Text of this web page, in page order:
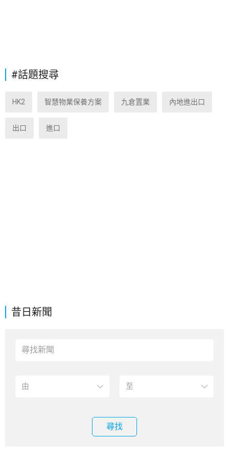
昔日新聞
尋找
#話題搜尋
HK2 智慧物業保養方案 九倉置業 內地進出口
出口 進口